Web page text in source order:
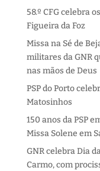
58.º CFG celebra
Figueira da Foz
Missa na Sé de
militares da GNR
nas mãos de Deus
PSP do Porto
Matosinhos
150 anos da PSP
Missa Solene em
GNR celebra Dia
Carmo, com